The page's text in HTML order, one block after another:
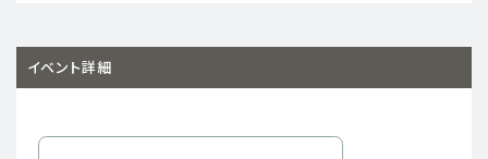
イベント詳細